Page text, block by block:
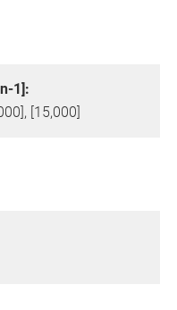
1]:
[15,000]